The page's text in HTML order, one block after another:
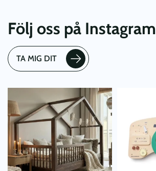
Följ oss på Instagram
TA MIG DIT